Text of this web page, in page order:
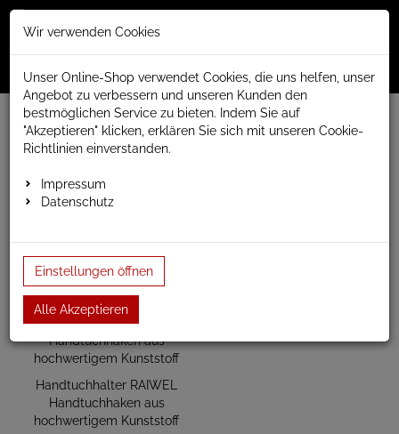
Menü
www.anapont.eu
elektrischer Badheizkörper
Tytus, sehr hohe Wärmeabgabe, elektrisch
Bauhöhe 1780mm
Handtuchhalter RAIWEL
Handtuchhaken aus
hochwertigem Kunststoff
Wir verwenden Cookies
Unser Online-Shop verwendet Cookies, die uns helfen, unser
Angebot zu verbessern und unseren Kunden den
bestmöglichen Service zu bieten. Indem Sie auf
"Akzeptieren" klicken, erklären Sie sich mit unseren Cookie-
Richtlinien einverstanden.
Impressum
Datenschutz
Einstellungen öffnen
Alle Akzeptieren